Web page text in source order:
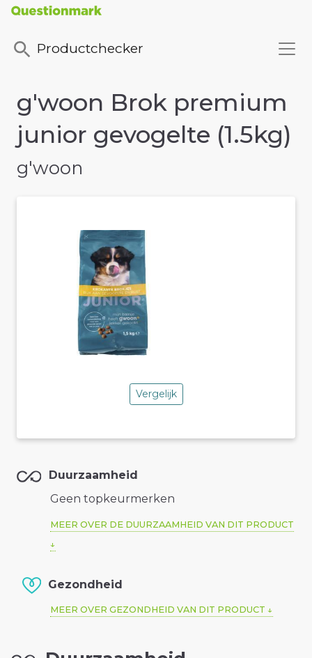
Productchecker
g'woon Brok premium
junior gevogelte (1.5kg)
g'woon
Vergelijk
Duurzaamheid
Geen topkeurmerken
MEER OVER DE DUURZAAMHEID VAN DIT PRODUCT
Gezondheid
MEER OVER GEZONDHEID VAN DIT PRODUCT